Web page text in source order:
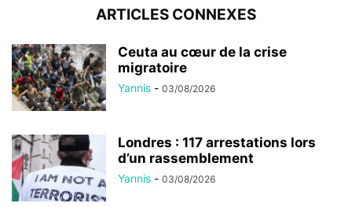
ARTICLES CONNEXES
Ceuta au cœur de la crise
migratoire
Yannis - 03/08/2026
Londres : 117 arrestations lors
d’un rassemblement
Yannis - 03/08/2026